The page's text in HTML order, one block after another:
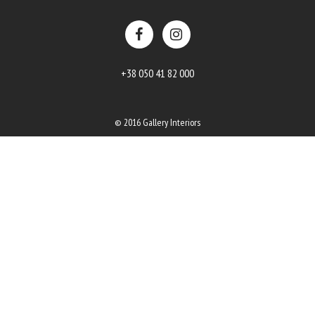
+38 050 41 82 000
© 2016 Gallery Interiors